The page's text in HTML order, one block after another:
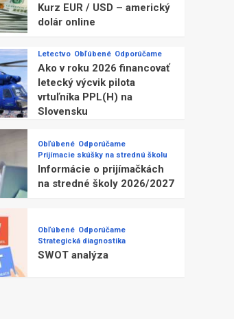
Kurz EUR / USD – americký
dolár online
Letectvo Obľúbené Odporúčame
Ako v roku 2026 financovať
letecký výcvik pilota
vrtuľníka PPL(H) na
Slovensku
Obľúbené Odporúčame
Prijímacie skúšky na strednú školu
Informácie o prijímačkách
na stredné školy 2026/2027
Obľúbené Odporúčame
Strategická diagnostika
SWOT analýza